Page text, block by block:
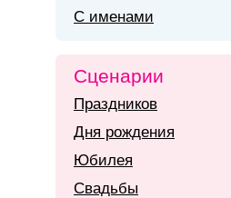
С именами
Сценарии
Праздников
Дня рождения
Юбилея
Свадьбы